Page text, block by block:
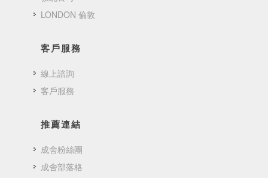
LONDON 倫敦
客戶服務
線上諮詢
客戶服務
推薦連結
成舍粉絲團
成舍部落格